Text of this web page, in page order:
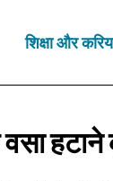
शिक्षा और
हटाने